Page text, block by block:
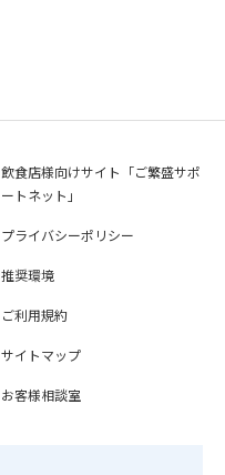
飲食店様向けサイト「ご繁盛サポ
ートネット」
プライバシーポリシー
推奨環境
ご利用規約
サイトマップ
お客様相談室